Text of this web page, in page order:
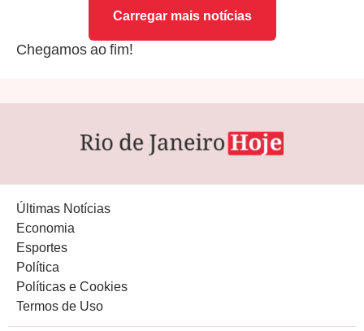
Carregar mais notícias
Chegamos ao fim!
Últimas Notícias
Economia
Esportes
Política
Políticas e Cookies
Termos de Uso